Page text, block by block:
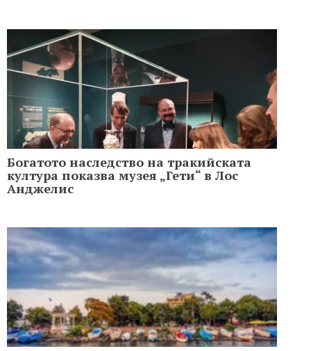
Богатото наследство на тракийската
култура показва музея „Гети“ в Лос
Анджелис